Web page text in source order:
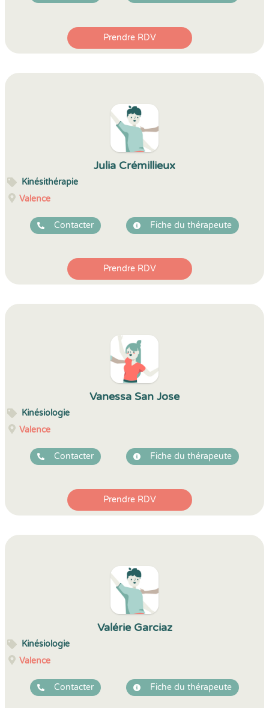
Prendre RDV
Julia Crémillieux
Kinésithérapie
Valence
Contacter Fiche du thérapeute
Prendre RDV
Vanessa San Jose
Kinésiologie
Valence
Contacter Fiche du thérapeute
Prendre RDV
Valérie Garciaz
Kinésiologie
Valence
Contacter Fiche du thérapeute